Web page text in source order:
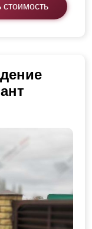
стоимость